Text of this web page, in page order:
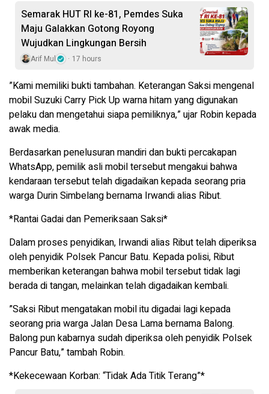
Semarak HUT RI ke-81, Pemdes Suka
Maju Galakkan Gotong Royong
Wujudkan Lingkungan Bersih
Arif Mul 17 hours
​”Kami memiliki bukti tambahan. Keterangan Saksi mengenal
mobil Suzuki Carry Pick Up warna hitam yang digunakan
pelaku dan mengetahui siapa pemiliknya,” ujar Robin kepada
awak media.
Berdasarkan penelusuran mandiri dan bukti percakapan
WhatsApp, pemilik asli mobil tersebut mengakui bahwa
kendaraan tersebut telah digadaikan kepada seorang pria
warga Durin Simbelang bernama Irwandi alias Ribut.
*Rantai Gadai dan Pemeriksaan Saksi*
​Dalam proses penyidikan, Irwandi alias Ribut telah diperiksa
oleh penyidik ​​Polsek Pancur Batu. Kepada polisi, Ribut
memberikan keterangan bahwa mobil tersebut tidak lagi
berada di tangan, melainkan telah digadaikan kembali.
​”Saksi Ribut mengatakan mobil itu digadai lagi kepada
seorang pria warga Jalan Desa Lama bernama Balong.
Balong pun kabarnya sudah diperiksa oleh penyidik ​​Polsek
Pancur Batu,” tambah Robin.
*Kekecewaan Korban: “Tidak Ada Titik Terang”*